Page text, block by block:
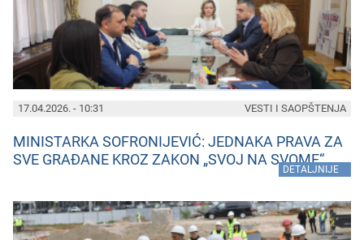
17.04.2026. - 10:31
MINISTARKA SOFRONIJEVIĆ: JEDNAKA PRAVA ZA
SVE GRAĐANE KROZ ZAKON „SVOJ NA SVOME“
DETALJNIJE
VESTI I SAOPŠTENJA